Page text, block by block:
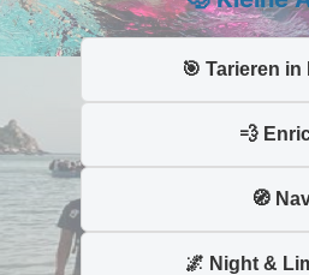
🎯 Tarieren
💨
🧭
🌌 Night &